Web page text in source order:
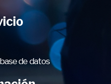
de datos